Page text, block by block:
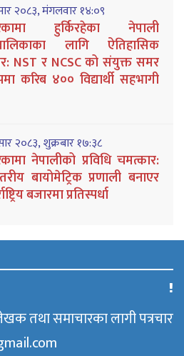
२०८३, मंगलवार १४:०९
हुर्किरहेका नेपाली
लागि ऐतिहासिक
NST र NCSC को संयुक्त समर
करिब ४०० विद्यार्थी सहभागी
२०८३, शुक्रबार १७:३८
नेपालीको प्रविधि चमत्कार:
बायोमेट्रिक प्रणाली बनाएर
बजारमा प्रतिस्पर्धा
तथा समाचारका लागी पत्रचार